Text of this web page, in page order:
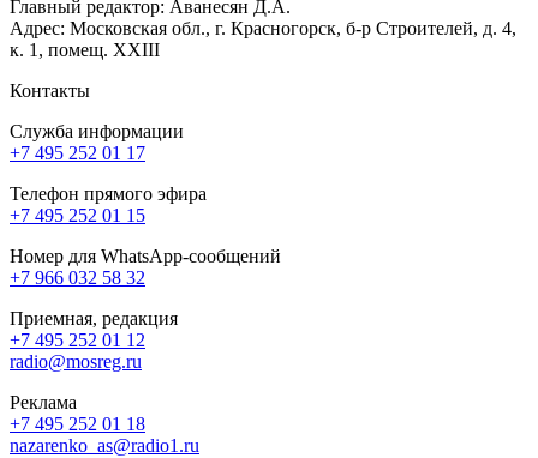
Главный редактор: Аванесян Д.А.
Адрес: Московская обл., г. Красногорск, б-р Строителей, д. 4,
к. 1, помещ. XXIII
Контакты
Служба информации
+7 495 252 01 17
Телефон прямого эфира
+7 495 252 01 15
Номер для WhatsApp-сообщений
+7 966 032 58 32
Приемная, редакция
+7 495 252 01 12
radio@mosreg.ru
Реклама
+7 495 252 01 18
nazarenko_as@radio1.ru